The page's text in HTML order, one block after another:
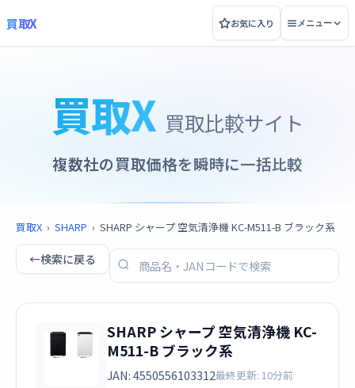
買取X お気に入り メニュー
買取X 買取比較サイト
複数社の買取価格を瞬時に一括比較
買取X › SHARP › SHARP シャープ 空気清浄機 KC-M511-B ブラック系
←検索に戻る
SHARP シャープ 空気清浄機 KC-
M511-B ブラック系
JAN: 4550556103312最終更新: 10分前